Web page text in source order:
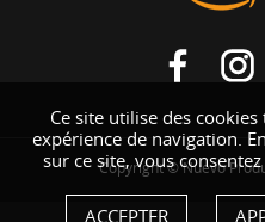
Ce site utilise des
expérience de navigation.
sur ce site, vous
ACCEPTER
Copyright © Nuevo